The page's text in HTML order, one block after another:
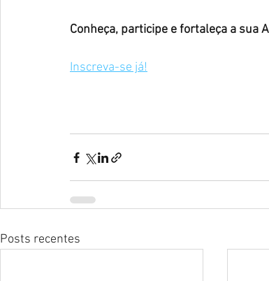
Conheça, participe e fortaleça a sua
Inscreva-se já!
Posts recentes